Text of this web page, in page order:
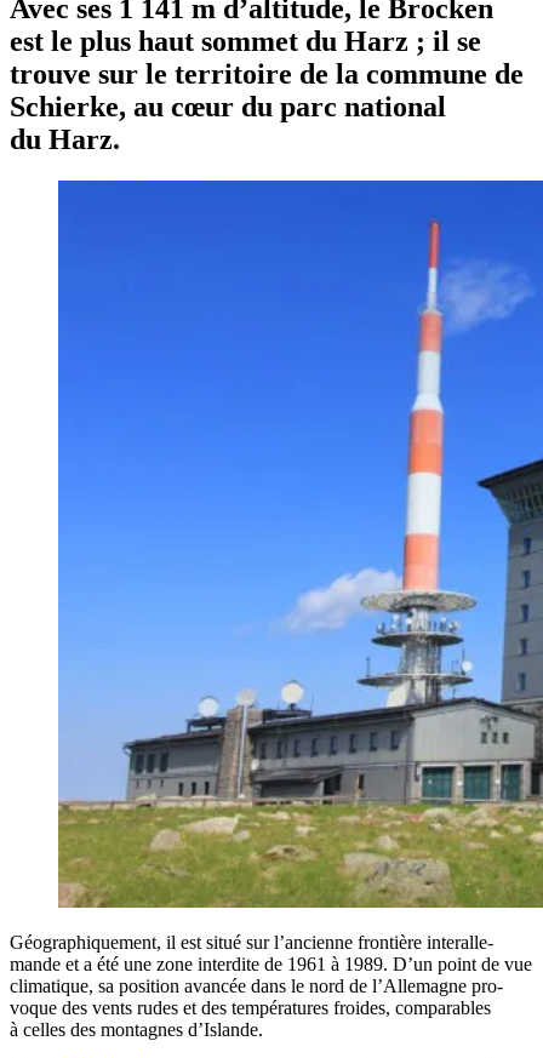
Avec ses 1 141 m d’altitude, le Brocken
est le plus haut sommet du Harz ; il se
trouve sur le territoire de la commune de
Schierke, au cœur du parc national
du Harz.
Géo­gra­phi­que­ment, il est situé sur l’an­cienne fron­tière inter­al­le­
mande et a été une zone inter­dite de 1961 à 1989. D’un point de vue
cli­ma­tique, sa posi­tion avan­cée dans le nord de l’Al­le­magne pro­
voque des vents rudes et des tem­pé­ra­tures froides, com­pa­rables
à celles des mon­tagnes d’Islande.